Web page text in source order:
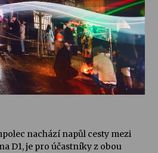
ve Stromovce: Rufus Miller
nachází napůl cesty mezi
D1, je pro účastníky z obou